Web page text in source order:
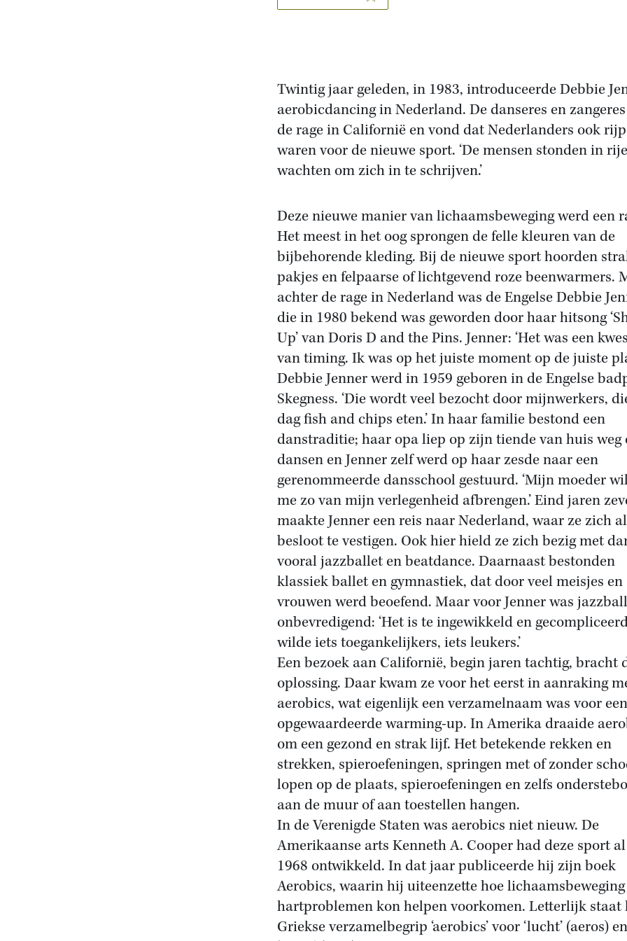
Twintig jaar geleden, in 1983, introduceerde Debbie
aerobicdancing in Nederland. De danseres en
de rage in Californië en vond dat Nederlanders ook rijp
waren voor de nieuwe sport. ‘De mensen stonden in
wachten om zich in te schrijven.’
Deze nieuwe manier van lichaamsbeweging werd een
Het meest in het oog sprongen de felle kleuren van de
bijbehorende kleding. Bij de nieuwe sport hoorden
pakjes en felpaarse of lichtgevend roze beenwarmers.
achter de rage in Nederland was de Engelse Debbie
die in 1980 bekend was geworden door haar hitsong
Up’ van Doris D and the Pins. Jenner: ‘Het was een
van timing. Ik was op het juiste moment op de juiste
Debbie Jenner werd in 1959 geboren in de Engelse
Skegness. ‘Die wordt veel bezocht door mijnwerkers,
dag fish and chips eten.’ In haar familie bestond een
danstraditie; haar opa liep op zijn tiende van huis weg
dansen en Jenner zelf werd op haar zesde naar een
gerenommeerde dansschool gestuurd. ‘Mijn moeder
me zo van mijn verlegenheid afbrengen.’ Eind jaren
maakte Jenner een reis naar Nederland, waar ze zich
besloot te vestigen. Ook hier hield ze zich bezig met
vooral jazzballet en beatdance. Daarnaast bestonden
klassiek ballet en gymnastiek, dat door veel meisjes en
vrouwen werd beoefend. Maar voor Jenner was
onbevredigend: ‘Het is te ingewikkeld en
wilde iets toegankelijkers, iets leukers.’
Een bezoek aan Californië, begin jaren tachtig, bracht
oplossing. Daar kwam ze voor het eerst in aanraking
aerobics, wat eigenlijk een verzamelnaam was voor een
opgewaardeerde warming-up. In Amerika draaide
om een gezond en strak lijf. Het betekende rekken en
strekken, spieroefeningen, springen met of zonder
lopen op de plaats, spieroefeningen en zelfs
aan de muur of aan toestellen hangen.
In de Verenigde Staten was aerobics niet nieuw. De
Amerikaanse arts Kenneth A. Cooper had deze sport
1968 ontwikkeld. In dat jaar publiceerde hij zijn boek
Aerobics, waarin hij uiteenzette hoe lichaamsbeweging
hartproblemen kon helpen voorkomen. Letterlijk staat
Griekse verzamelbegrip ‘aerobics’ voor ‘lucht’ (aeros) en